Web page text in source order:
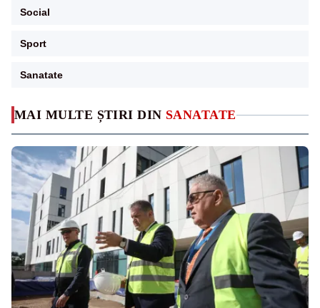
MAI MULTE ȘTIRI DIN SANATATE
Social
Sport
Sanatate